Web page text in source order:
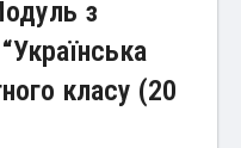
з
класу (20